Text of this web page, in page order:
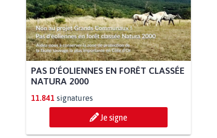
PAS D'ÉOLIENNES EN FORÊT CLASSÉE
NATURA 2000
11.841 signatures
Je signe